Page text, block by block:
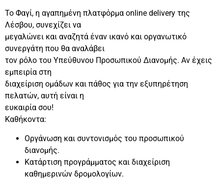
Το Φαγί, η αγαπημένη πλατφόρμα online delivery της
Λέσβου, συνεχίζει να
μεγαλώνει και αναζητά έναν ικανό και οργανωτικό
συνεργάτη που θα αναλάβει
τον ρόλο του Υπεύθυνου Προσωπικού Διανομής. Αν έχεις
εμπειρία στη
διαχείριση ομάδων και πάθος για την εξυπηρέτηση
πελατών, αυτή είναι η
ευκαιρία σου!
Καθήκοντα:
Οργάνωση και συντονισμός του προσωπικού
διανομής.
Κατάρτιση προγράμματος και διαχείριση
καθημερινών δρομολογίων.